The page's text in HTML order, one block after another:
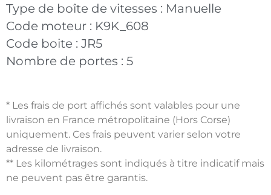
Type de boîte de vitesses : Manuelle
Code moteur : K9K_608
Code boite : JR5
Nombre de portes : 5
* Les frais de port affichés sont valables pour une
livraison en France métropolitaine (Hors Corse)
uniquement. Ces frais peuvent varier selon votre
adresse de livraison.
** Les kilométrages sont indiqués à titre indicatif mais
ne peuvent pas être garantis.